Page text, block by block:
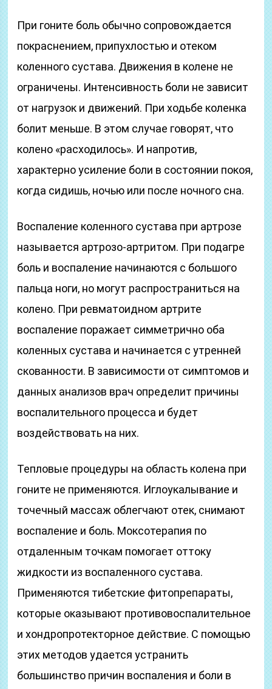
При гоните боль обычно сопровождается
покраснением, припухлостью и отеком
коленного сустава. Движения в колене не
ограничены. Интенсивность боли не зависит
от нагрузок и движений. При ходьбе коленка
болит меньше. В этом случае говорят, что
колено «расходилось». И напротив,
характерно усиление боли в состоянии покоя,
когда сидишь, ночью или после ночного сна.
Воспаление коленного сустава при артрозе
называется артрозо-артритом. При подагре
боль и воспаление начинаются с большого
пальца ноги, но могут распространиться на
колено. При ревматоидном артрите
воспаление поражает симметрично оба
коленных сустава и начинается с утренней
скованности. В зависимости от симптомов и
данных анализов врач определит причины
воспалительного процесса и будет
воздействовать на них.
Тепловые процедуры на область колена при
гоните не применяются. Иглоукалывание и
точечный массаж облегчают отек, снимают
воспаление и боль. Моксотерапия по
отдаленным точкам помогает оттоку
жидкости из воспаленного сустава.
Применяются тибетские фитопрепараты,
которые оказывают противовоспалительное
и хондропротекторное действие. С помощью
этих методов удается устранить
большинство причин воспаления и боли в